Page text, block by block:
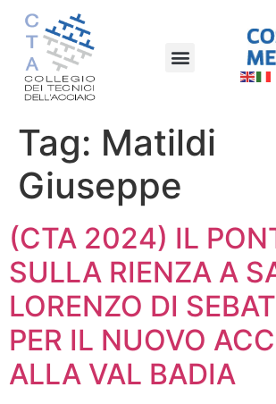
Tag: Matildi
Giuseppe
(CTA 2024) IL
SULLA RIENZA A
LORENZO DI
PER IL NUOVO
ALLA VAL BADIA